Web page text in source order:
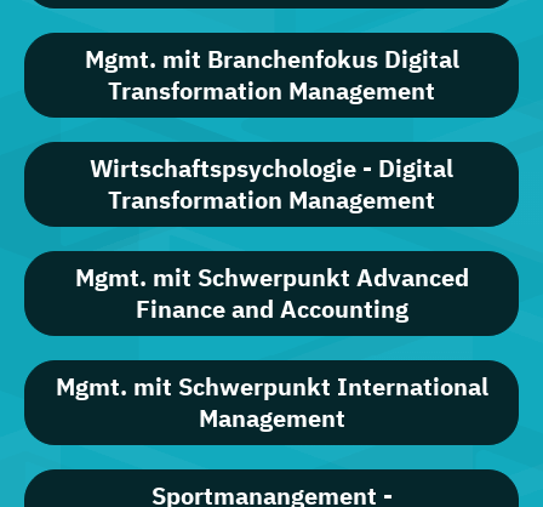
Mgmt. mit Branchenfokus Digital
Transformation Management
Wirtschaftspsychologie - Digital
Transformation Management
Mgmt. mit Schwerpunkt Advanced
Finance and Accounting
Mgmt. mit Schwerpunkt International
Management
Sportmanangement -